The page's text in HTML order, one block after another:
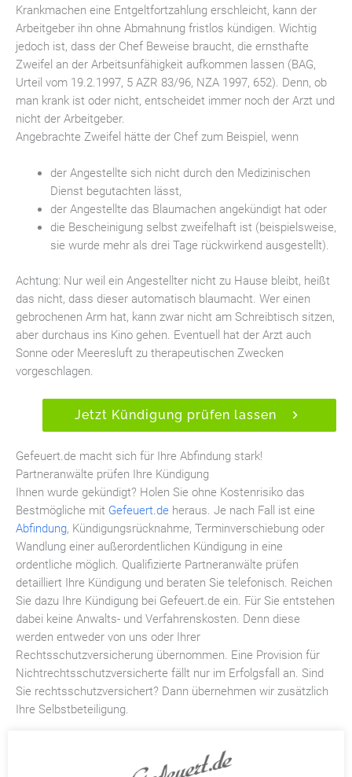
Krankmachen eine Entgeltfortzahlung erschleicht, kann der
Arbeitgeber ihn ohne Abmahnung fristlos kündigen. Wichtig
jedoch ist, dass der Chef Beweise braucht, die ernsthafte
Zweifel an der Arbeitsunfähigkeit aufkommen lassen (BAG,
Urteil vom 19.2.1997, 5 AZR 83/96, NZA 1997, 652). Denn, ob
man krank ist oder nicht, entscheidet immer noch der Arzt und
nicht der Arbeitgeber.
Angebrachte Zweifel hätte der Chef zum Beispiel, wenn
der Angestellte sich nicht durch den Medizinischen
Dienst begutachten lässt,
der Angestellte das Blaumachen angekündigt hat oder
die Bescheinigung selbst zweifelhaft ist (beispielsweise,
sie wurde mehr als drei Tage rückwirkend ausgestellt).
Achtung: Nur weil ein Angestellter nicht zu Hause bleibt, heißt
das nicht, dass dieser automatisch blaumacht. Wer einen
gebrochenen Arm hat, kann zwar nicht am Schreibtisch sitzen,
aber durchaus ins Kino gehen. Eventuell hat der Arzt auch
Sonne oder Meeresluft zu therapeutischen Zwecken
vorgeschlagen.
Jetzt Kündigung prüfen lassen
Gefeuert.de macht sich für Ihre Abfindung stark!
Partneranwälte prüfen Ihre Kündigung
Ihnen wurde gekündigt? Holen Sie ohne Kostenrisiko das
Bestmögliche mit Gefeuert.de heraus. Je nach Fall ist eine
Abfindung, Kündigungsrücknahme, Terminverschiebung oder
Wandlung einer außerordentlichen Kündigung in eine
ordentliche möglich. Qualifizierte Partneranwälte prüfen
detailliert Ihre Kündigung und beraten Sie telefonisch. Reichen
Sie dazu Ihre Kündigung bei Gefeuert.de ein. Für Sie entstehen
dabei keine Anwalts- und Verfahrenskosten. Denn diese
werden entweder von uns oder Ihrer
Rechtsschutzversicherung übernommen. Eine Provision für
Nichtrechtsschutzversicherte fällt nur im Erfolgsfall an. Sind
Sie rechtsschutzversichert? Dann übernehmen wir zusätzlich
Ihre Selbstbeteiligung.